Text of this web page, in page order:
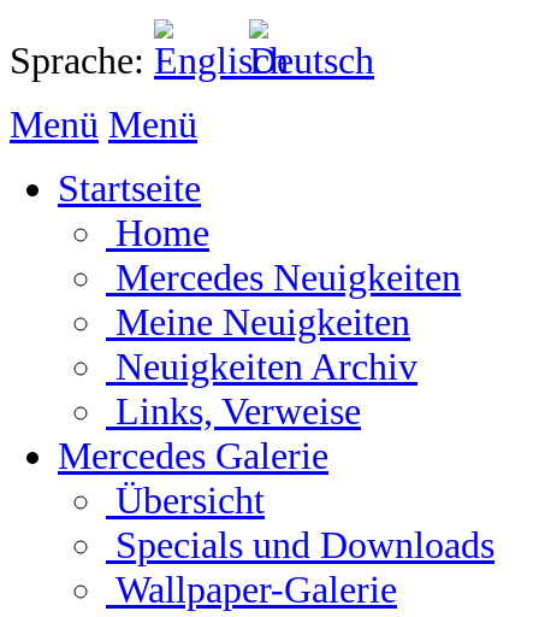
Sprache:
Menü Menü
Startseite
Home
Mercedes Neuigkeiten
Meine Neuigkeiten
Neuigkeiten Archiv
Links, Verweise
Mercedes Galerie
Übersicht
Specials und Downloads
Wallpaper-Galerie